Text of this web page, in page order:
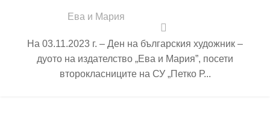
Ева и Мария
На 03.11.2023 г. – Ден на българския художник –
дуото на издателство „Ева и Мария”, посети
второкласниците на СУ „Петко Р...